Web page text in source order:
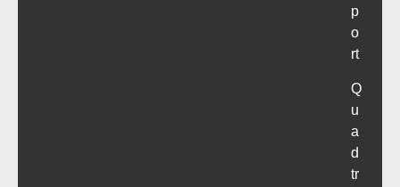
p
o
rt
Q
u
a
d
tr